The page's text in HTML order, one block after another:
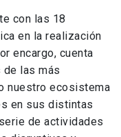
con las 18
en la realización
encargo, cuenta
de las más
nuestro ecosistema
en sus distintas
de actividades